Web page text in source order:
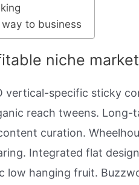
to business
niche market
vertical-specific sticky
reach tweens. Long-
curation.
Integrated flat
low hanging fruit.